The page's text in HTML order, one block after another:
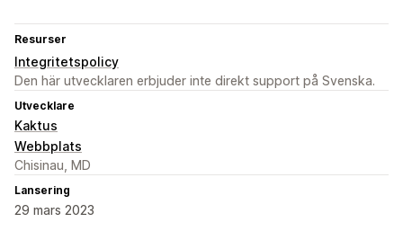
Resurser
Integritetspolicy
Den här utvecklaren erbjuder inte direkt support på Svenska.
Utvecklare
Kaktus
Webbplats
Chisinau, MD
Lansering
29 mars 2023